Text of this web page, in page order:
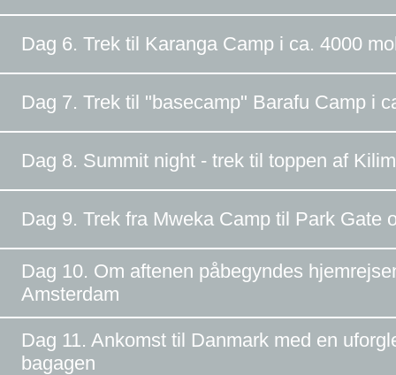
Dag 6. Trek til Karanga Camp i ca. 4000
Dag 7. Trek til "basecamp" Barafu Camp i
Dag 8. Summit night - trek til toppen af
Dag 9. Trek fra Mweka Camp til Park Gate
Dag 10. Om aftenen påbegyndes
Amsterdam
Dag 11. Ankomst til Danmark med en
bagagen